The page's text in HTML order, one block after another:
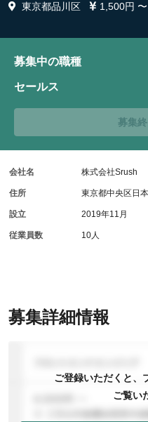
東京都品川区 1,500円 〜
募集詳細情報
ご登録いただくと、
ご覧い
募集中の職種
セールス
募集
会社名 株式会社Srush
住所 東京都中央区日
設立 2019年11月
従業員数 10人